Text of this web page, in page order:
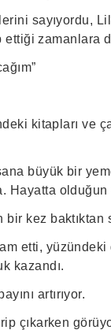
sayıyordu,
ettiği zamanlara
kitapları ve
büyük bir
Hayatta
kez baktıktan
etti, yüzündeki
kazandı.
artırıyor.
çıkarken